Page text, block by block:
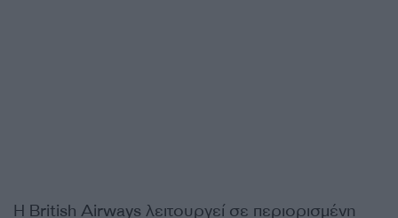
Η British Airways λειτουργεί σε περιορισμένη